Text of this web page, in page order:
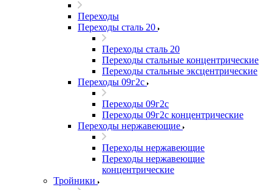
Переходы
Переходы сталь 20
Переходы сталь 20
Переходы стальные концентрические
Переходы стальные эксцентрические
Переходы 09г2с
Переходы 09г2с
Переходы 09г2с концентрические
Переходы нержавеющие
Переходы нержавеющие
Переходы нержавеющие
концентрические
Тройники